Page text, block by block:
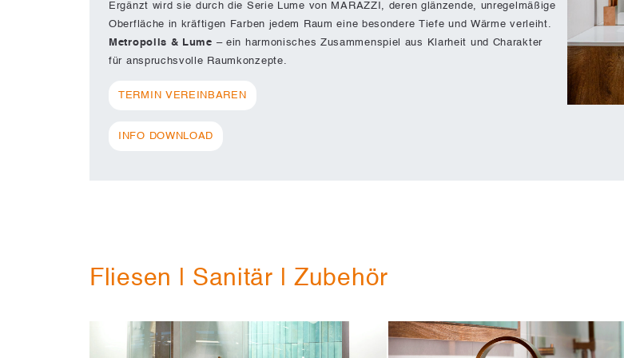
Ergänzt wird sie durch die Serie Lume von MARAZZI, deren glänzende, unregelmäßige
Oberfläche in kräftigen Farben jedem Raum eine besondere Tiefe und Wärme verleiht.
Metropolis & Lume – ein harmonisches Zusammenspiel aus Klarheit und Charakter
für anspruchsvolle Raumkonzepte.
TERMIN VEREINBAREN
INFO DOWNLOAD
Fliesen | Sanitär | Zubehör